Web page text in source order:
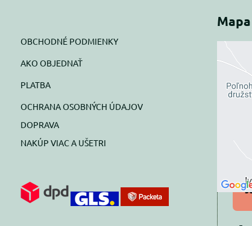
OBCHODNÉ PODMIENKY
AKO OBJEDNAŤ
PLATBA
OCHRANA OSOBNÝCH ÚDAJOV
DOPRAVA
NAKÚP VIAC A UŠETRI
Mapa